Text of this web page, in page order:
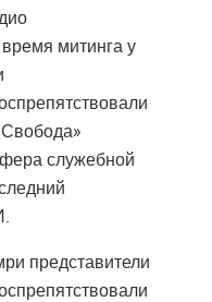
митинга у
служебной
представители